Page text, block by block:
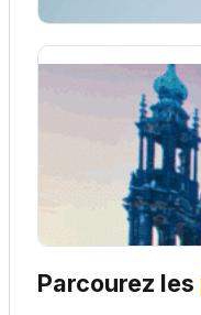
Séjour
Partir apprendre
Parcourez les